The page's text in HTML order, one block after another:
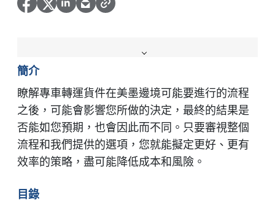
簡介
瞭解專車轉運貨件在美墨邊境可能要進行的流程
之後，可能會影響您所做的決定，最終的結果是
否能如您預期，也會因此而不同。只要審視整個
流程和我們提供的選項，您就能擬定更好、更有
效率的策略，盡可能降低成本和風險。
目錄